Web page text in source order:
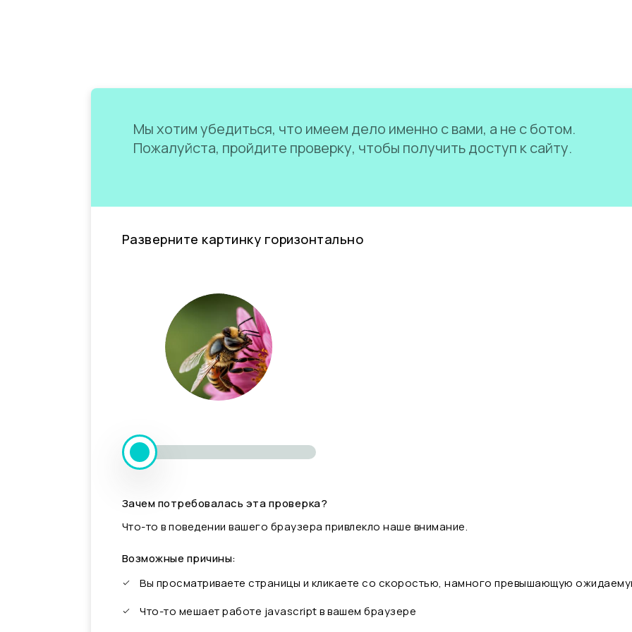
Мы хотим убедиться, что имеем дело именно с вами, а не с ботом.
Пожалуйста, пройдите проверку, чтобы получить доступ к сайту.
Разверните картинку горизонтально
Зачем потребовалась эта проверка?
Что-то в поведении вашего браузера привлекло наше внимание.
Возможные причины:
Вы просматриваете страницы и кликаете со скоростью, намного превышающую
Что-то мешает работе javascript в вашем браузере